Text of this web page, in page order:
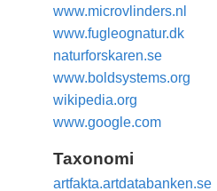
www.microvlinders.nl
www.fugleognatur.dk
naturforskaren.se
www.boldsystems.org
wikipedia.org
www.google.com
Taxonomi
artfakta.artdatabanken.se